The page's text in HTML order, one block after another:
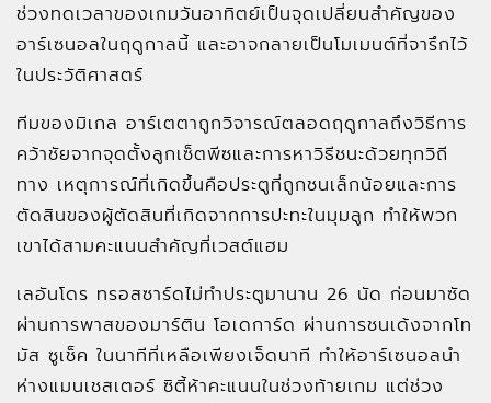
ช่วงทดเวลาของเกมวันอาทิตย์เป็นจุดเปลี่ยนสำคัญของ
อาร์เซนอลในฤดูกาลนี้ และอาจกลายเป็นโมเมนต์ที่จารึกไว้
ในประวัติศาสตร์
ทีมของมิเกล อาร์เตตาถูกวิจารณ์ตลอดฤดูกาลถึงวิธีการ
คว้าชัยจากจุดตั้งลูกเซ็ตพีซและการหาวิธีชนะด้วยทุกวิถี
ทาง เหตุการณ์ที่เกิดขึ้นคือประตูที่ถูกชนเล็กน้อยและการ
ตัดสินของผู้ตัดสินที่เกิดจากการปะทะในมุมลูก ทำให้พวก
เขาได้สามคะแนนสำคัญที่เวสต์แฮม
เลอันโดร ทรอสซาร์ดไม่ทำประตูมานาน 26 นัด ก่อนมาซัด
ผ่านการพาสของมาร์ติน โอเดการ์ด ผ่านการชนเด้งจากโท
มัส ซูเช็ค ในนาทีที่เหลือเพียงเจ็ดนาที ทำให้อาร์เซนอลนำ
ห่างแมนเชสเตอร์ ซิตี้ห้าคะแนนในช่วงท้ายเกม แต่ช่วง